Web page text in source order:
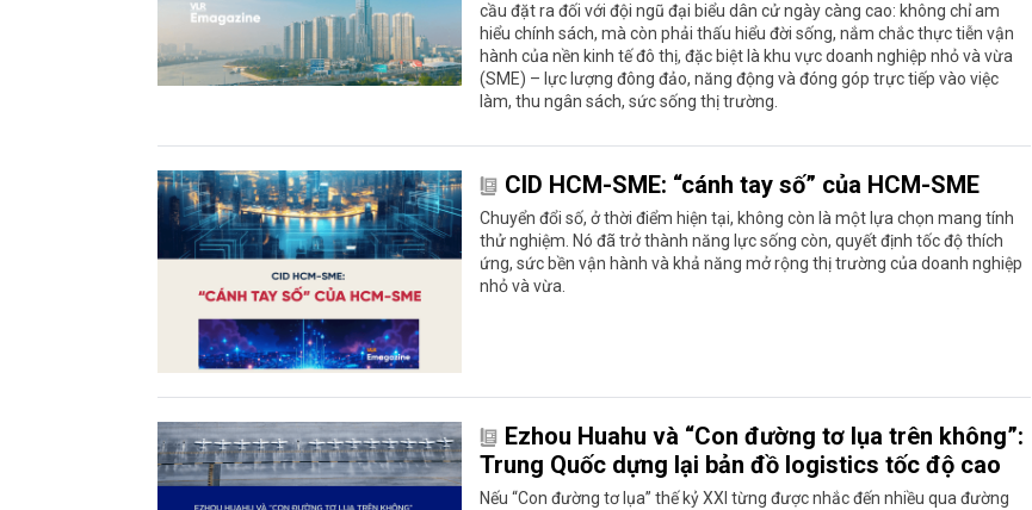
cầu đặt ra đối với đội ngũ đại biểu dân cử ngày càng cao: không chỉ am
hiểu chính sách, mà còn phải thấu hiểu đời sống, nắm chắc thực tiễn vận
hành của nền kinh tế đô thị, đặc biệt là khu vực doanh nghiệp nhỏ và vừa
(SME) – lực lượng đông đảo, năng động và đóng góp trực tiếp vào việc
làm, thu ngân sách, sức sống thị trường.
CID HCM-SME: “cánh tay số” của HCM-SME
Chuyển đổi số, ở thời điểm hiện tại, không còn là một lựa chọn mang tính
thử nghiệm. Nó đã trở thành năng lực sống còn, quyết định tốc độ thích
ứng, sức bền vận hành và khả năng mở rộng thị trường của doanh nghiệp
nhỏ và vừa.
Ezhou Huahu và “Con đường tơ lụa trên không”:
Trung Quốc dựng lại bản đồ logistics tốc độ cao
Nếu “Con đường tơ lụa” thế kỷ XXI từng được nhắc đến nhiều qua đường